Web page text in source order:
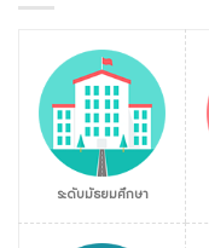
ระดับมัธยมศึกษา